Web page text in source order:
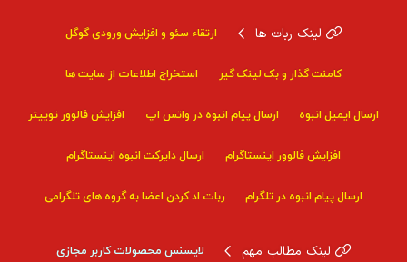
لینک ربات ها ارتقاء سئو و افزایش ورودی گوگل
کامنت گذار و بک لینک گیر استخراج اطلاعات از سایت ها
ارسال ایمیل انبوه ارسال پیام انبوه در واتس اپ افزایش فالوور توییتر
افزایش فالوور اینستاگرام ارسال دایرکت انبوه اینستاگرام
ارسال پیام انبوه در تلگرام ربات اد کردن اعضا به گروه های تلگرامی
لینک مطالب مهم لایسنس محصولات کاربر مجازی